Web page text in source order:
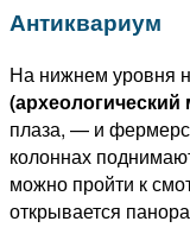
Антиквариум
На нижнем уровня
(археологический
плаза, — и
колоннах
можно пройти к
открывается